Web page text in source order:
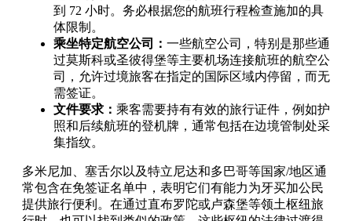
到 72 小时。务必根据您的航班行程检查施加的具
体限制。
乘坐特定航空公司： 一些航空公司，特别是那些通
过莫斯科或圣彼得堡等主要机场连接航班的航空公
司，允许过境旅客在指定的国际区域内停留，而无
需签证。
文件要求： 乘客需要持有有效的旅行证件，例如护
照和后续航班的登机牌，通常包括在边境管制处采
集指纹。
多米尼加、塞舌尔以及特立尼达和多巴哥等国家/地区通
常包含在免签证名单中，表明它们有能力为牙买加公民
提供旅行便利。在通过直布罗陀或卢森堡等领土枢纽旅